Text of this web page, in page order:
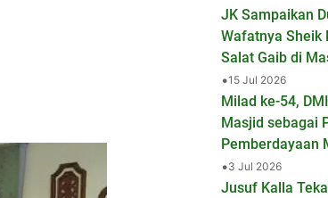
JK Sampaikan
Wafatnya Sheik
Salat Gaib di
•15 Jul 2026
Milad ke-54,
Masjid sebagai
Pemberdayaan
•3 Jul 2026
Jusuf Kalla